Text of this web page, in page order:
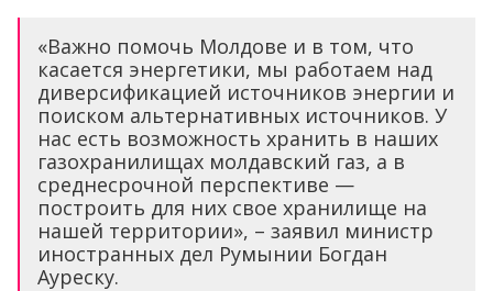
«Важно помочь Молдове и в том, что
касается энергетики, мы работаем над
диверсификацией источников энергии и
поиском альтернативных источников. У
нас есть возможность хранить в наших
газохранилищах молдавский газ, а в
среднесрочной перспективе —
построить для них свое хранилище на
нашей территории», – заявил министр
иностранных дел Румынии Богдан
Ауреску.